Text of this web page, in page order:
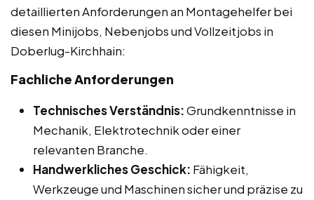
detaillierten Anforderungen an Montagehelfer bei
diesen Minijobs, Nebenjobs und Vollzeitjobs in
Doberlug-Kirchhain:
Fachliche Anforderungen
Technisches Verständnis:Grundkenntnisse in
Mechanik, Elektrotechnik oder einer
relevanten Branche.
Handwerkliches Geschick: Fähigkeit,
Werkzeuge und Maschinen sicher und präzise zu